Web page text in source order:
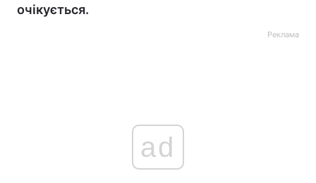
очікується.
Реклама
ad